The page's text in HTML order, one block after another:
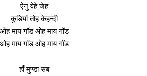
ऐनु वेहे जेह
कुड़ियां तोह केहन्दी
ओह माय गॉड ओह माय गॉड
ओह माय गॉड ओह माय गॉड
हाँ मुण्डा सब